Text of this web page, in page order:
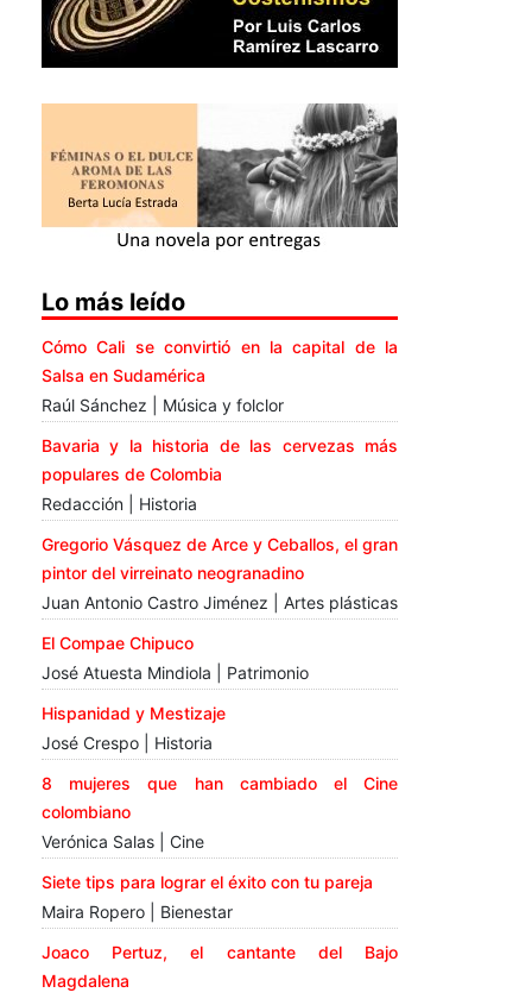
Lo más leído
Cómo Cali se convirtió en la capital de la
Salsa en Sudamérica
Raúl Sánchez | Música y folclor
Bavaria y la historia de las cervezas más
populares de Colombia
Redacción | Historia
Gregorio Vásquez de Arce y Ceballos, el gran
pintor del virreinato neogranadino
Juan Antonio Castro Jiménez | Artes plásticas
El Compae Chipuco
José Atuesta Mindiola | Patrimonio
Hispanidad y Mestizaje
José Crespo | Historia
8 mujeres que han cambiado el Cine
colombiano
Verónica Salas | Cine
Siete tips para lograr el éxito con tu pareja
Maira Ropero | Bienestar
Joaco Pertuz, el cantante del Bajo
Magdalena